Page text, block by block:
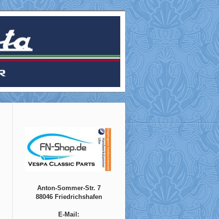
Anton-Sommer-Str. 7
88046 Friedrichshafen
E-Mail: